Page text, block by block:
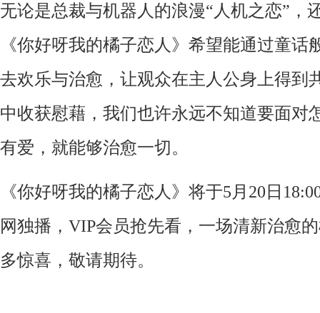
无论是总裁与机器人的浪漫“人机之恋”，
《你好呀我的橘子恋人》希望能通过童话
去欢乐与治愈，让观众在主人公身上得到
中收获慰藉，我们也许永远不知道要面对
有爱，就能够治愈一切。
《你好呀我的橘子恋人 》将于5 月 20 日 18
网独播， VIP会员抢先看，一场清新治愈
多惊喜 ，敬请期待。